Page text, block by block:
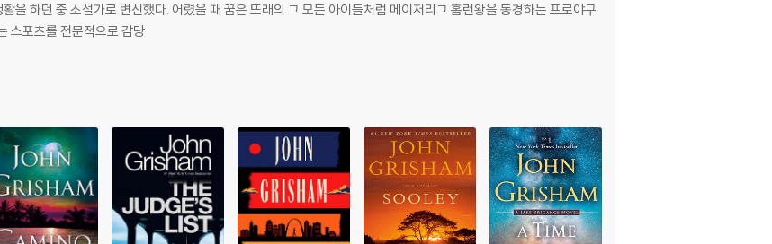
을 하던 중 소설가로 변신했다. 어렸을 때 꿈은 또래의 그 모든 아이들처럼 메이저리그 홈런왕을 동경하는 프로야구
스포츠를 전문적으로 감당